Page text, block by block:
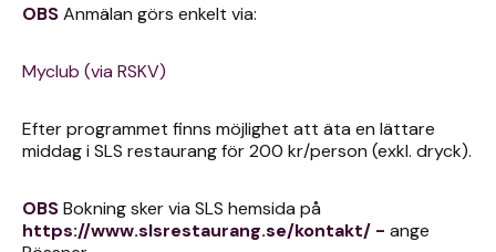
OBSAnmälan görs enkelt via:
Myclub (via RSKV)
Efter programmet finns möjlighet att äta en lättare
middag i SLS restaurang för 200 kr/person (exkl. dryck).
OBSBokning sker via SLS hemsida på
https://www.slsrestaurang.se/kontakt/ - ange